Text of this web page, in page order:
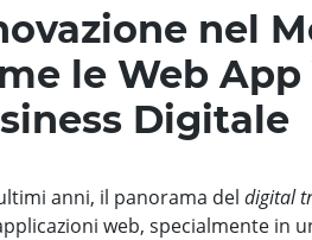
nel
le Web
Digitale
anni, il panorama del digital
web, specialmente in